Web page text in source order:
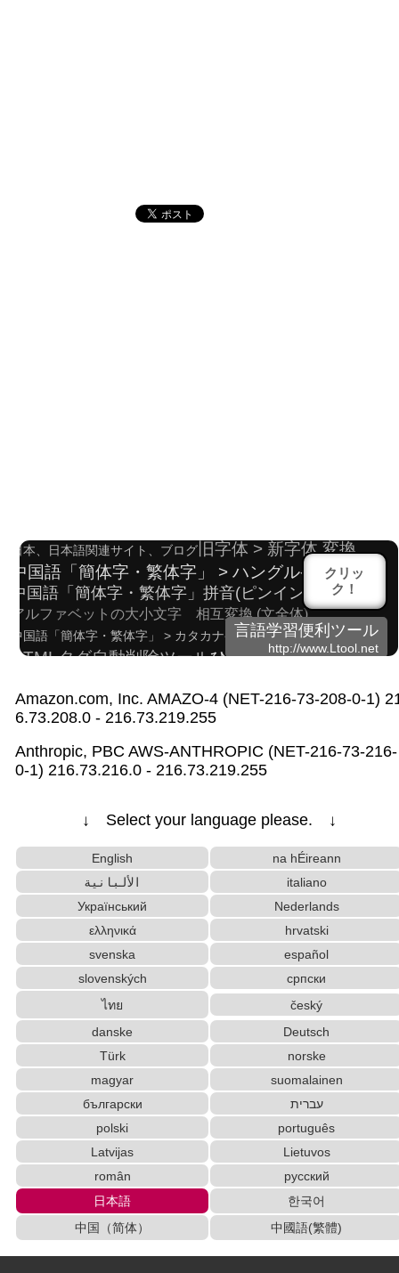
日本、日本語関連サイト、ブログ旧字体 > 新字体 変換
中国語「簡体字・繁体字」 > ハングル発音 変換
中国語「簡体字・繁体字」拼音(ピンイン) 変換
アルファベットの大小文字 相互変換 (文全体)
中国語「簡体字・繁体字」 > カタカナ発音 変換
HTMLタグ自動削除ツールひらがなローマ字表
英語発音記号 > ハングル発音表記 変換
日中韓漢字 > 韓国語読み(発音) 変換
英語名自動生成機カタカナ > ひらがな 変換
簡体字 > 繁体字 変換 特定の単語・文字を置換
ハングル名前ローマ字表記 変換
英語関連サイト、ブログ 文字列/資料整理
日本郵便番号検索/日本郵便番号ローマ字、ハング
ル変換
韓国語学校/留学院/ブログ情報
ピンイン簡易表示形式 > 拼音(ピンイン)フォント形
式 変換
カタカナローマ字表 半角カタカナ > 全角カタカナ 変換
ハングル > ひらがな/カタカナ 変換
ローマ字 > ひらがな/カタカナ 変換
全角カタカナ > 半角カタカナ 変換
中国、中国語関連サイト、ブログ韓国全国大学校検索
アルファベットの大小文字 相互変換 (頭文字の
み)
アルファベットの大小文字 相互変換 (文全体)
アルファベットの大小文字 相互変換 (頭文字のみ)
日本人名読み方サーチ 日本人名自動生成機
文字数カウント新字体 > 旧字体 変換
クリッ
ク！
言語学習便利ツール
http://www.Ltool.net
Amazon.com, Inc. AMAZO-4 (NET-216-73-208-0-1)
6.73.208.0 - 216.73.219.255
Anthropic, PBC AWS-ANTHROPIC (NET-216-73-216-
0-1) 216.73.216.0 - 216.73.219.255
↓ Select your language please. ↓
English
na hÉireann
الألبانية
italiano
Український
Nederlands
ελληνικά
hrvatski
svenska
español
slovenských
српски
ไทย
český
danske
Deutsch
Türk
norske
magyar
suomalainen
български
עברית
polski
português
Latvijas
Lietuvos
român
русский
日本語
한국어
中国（简体）
中國語(繁體)